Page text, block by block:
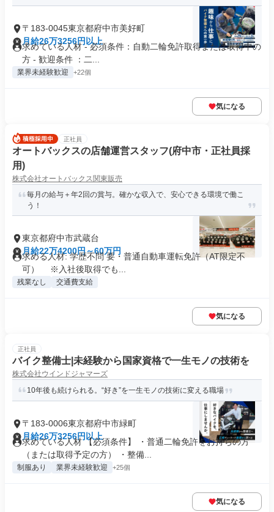
〒183-0045東京都府中市美好町
月給26万3256円以上
求めている人材 - 必須条件：自動二輪免許取得または取得中の
方 - 歓迎条件 ：二...
業界未経験歓迎 +22個
気になる
正社員
オートバックスの店舗運営スタッフ(府中市・正社員採
用)
株式会社オートバックス関東販売
毎月の給与＋年2回の賞与。確かな収入で、安心できる環境で働こ
う！
東京都府中市武蔵台
月給22万4200円～60万円
求める人材: 学歴不問 要・普通自動車運転免許（AT限定不
可） ※入社後取得でも...
残業なし 交通費支給
気になる
正社員
バイク整備士|未経験から国家資格で一生モノの技術を
株式会社ウインドジャマーズ
10年後も続けられる。“好き”を一生モノの技術に変える職場
〒183-0006東京都府中市緑町
月給26万3256円以上
求めている人材 【必須条件】 ・普通二輪免許をお持ちの方
（または取得予定の方） ・整備...
制服あり 業界未経験歓迎 +25個
気になる